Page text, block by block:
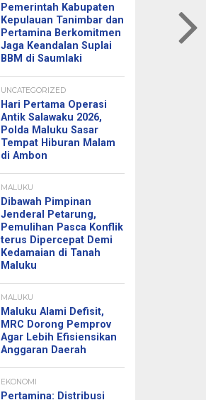
Pemerintah Kabupaten
Kepulauan Tanimbar dan
Pertamina Berkomitmen
Jaga Keandalan Suplai
BBM di Saumlaki
UNCATEGORIZED
Hari Pertama Operasi
Antik Salawaku 2026,
Polda Maluku Sasar
Tempat Hiburan Malam
di Ambon
MALUKU
Dibawah Pimpinan
Jenderal Petarung,
Pemulihan Pasca Konflik
terus Dipercepat Demi
Kedamaian di Tanah
Maluku
MALUKU
Maluku Alami Defisit,
MRC Dorong Pemprov
Agar Lebih Efisiensikan
Anggaran Daerah
EKONOMI
Pertamina: Distribusi